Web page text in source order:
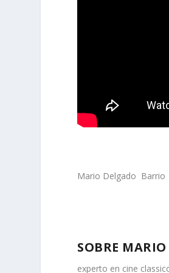
Mario Delgado Barrio
SOBRE
experto en cine